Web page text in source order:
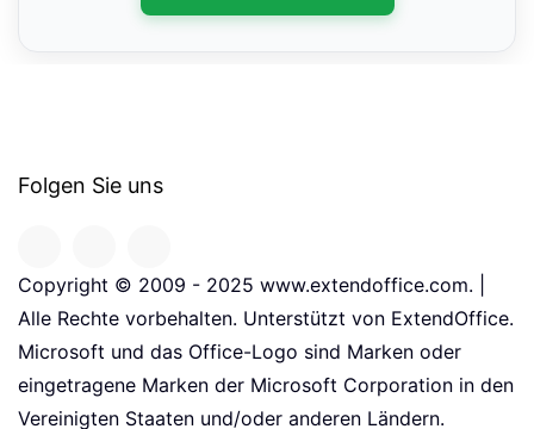
Folgen Sie uns
Copyright © 2009 - 2025 www.extendoffice.com. |
Alle Rechte vorbehalten. Unterstützt von ExtendOffice.
Microsoft und das Office-Logo sind Marken oder
eingetragene Marken der Microsoft Corporation in den
Vereinigten Staaten und/oder anderen Ländern.